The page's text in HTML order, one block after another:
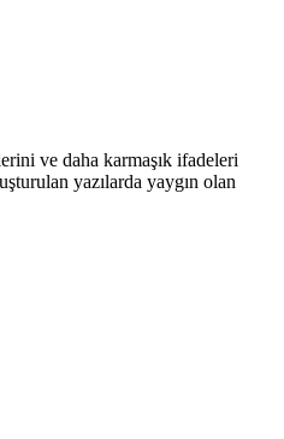
ve daha karmaşık ifadeleri
yazılarda yaygın olan